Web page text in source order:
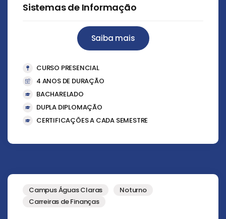
Sistemas de Informação
Saiba mais
CURSO PRESENCIAL
4 ANOS DE DURAÇÃO
BACHARELADO
DUPLA DIPLOMAÇÃO
CERTIFICAÇÕES A CADA SEMESTRE
Campus Águas Claras
Noturno
Carreiras de Finanças